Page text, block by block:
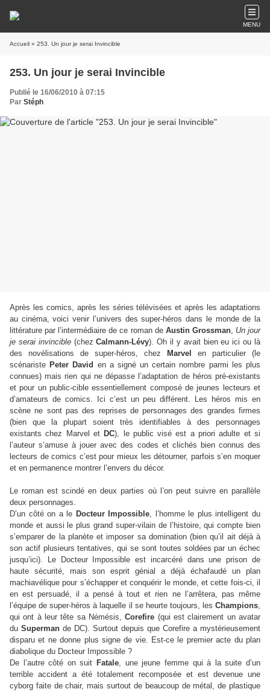
MENU
Accueil » 253. Un jour je serai Invincible
253. Un jour je serai Invincible
Publié le 16/06/2010 à 07:15
Par Stéph
Après les comics, après les séries télévisées et après les adaptations
au cinéma, voici venir l’univers des super-héros dans le monde de la
littérature par l’intermédiaire de ce roman de Austin Grossman, Un jour
je serai invincible(chezCalmann-Lévy). Oh il y avait bien eu ici ou là
des novélisations de super-héros, chez
Marvel
en particulier (le
scénariste Peter David en a signé un certain nombre parmi les plus
connues) mais rien qui ne dépasse l’adaptation de héros pré-existants
et pour un public-cible essentiellement composé de jeunes lecteurs et
d’amateurs de comics. Ici c’est un peu différent. Les héros mis en
scène ne sont pas des reprises de personnages des grandes firmes
(bien que la plupart soient très identifiables à des personnages
existants chez Marvel et DC), le public visé est a priori adulte et si
l’auteur s’amuse à jouer avec des codes et clichés bien connus des
lecteurs de comics c’est pour mieux les détourner, parfois s’en moquer
et en permanence montrer l’envers du décor.
Le roman est scindé en deux parties où l’on peut suivre en parallèle
deux personnages.
D’un côté on a le Docteur Impossible, l’homme le plus intelligent du
monde et aussi le plus grand super-vilain de l’histoire, qui compte bien
s’emparer de la planète et imposer sa domination (bien qu’il ait déjà à
son actif plusieurs tentatives, qui se sont toutes soldées par un échec
jusqu’ici). Le Docteur Impossible est incarcéré dans une prison de
haute sécurité, mais son esprit génial a déjà échafaudé un plan
machiavélique pour s’échapper et conquérir le monde, et cette fois-ci, il
en est persuadé, il a pensé à tout et rien ne l’arrêtera, pas même
l’équipe de super-héros à laquelle il se heurte toujours, les Champions,
qui ont à leur tête sa Némésis,Corefire (qui est clairement un avatar
du Superman de DC). Surtout depuis que Corefire a mystérieusement
disparu et ne donne plus signe de vie. Est-ce le premier acte du plan
diabolique du Docteur Impossible ?
De l’autre côté on suit Fatale, une jeune femme qui à la suite d’un
terrible accident a été totalement recomposée et est devenue une
cyborg faite de chair, mais surtout de beaucoup de métal, de plastique